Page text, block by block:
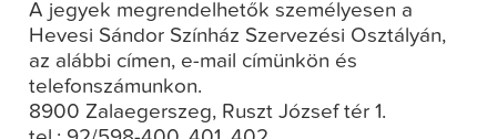
A jegyek megrendelhetők személyesen a
Hevesi Sándor Színház Szervezési Osztályán,
az alábbi címen, e-mail címünkön és
telefonszámunkon.
8900 Zalaegerszeg, Ruszt József tér 1.